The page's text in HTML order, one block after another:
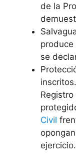
de la
se
Civil
ejercicio.